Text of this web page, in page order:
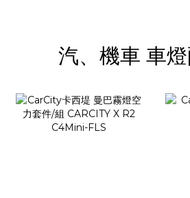
汽、機車 車